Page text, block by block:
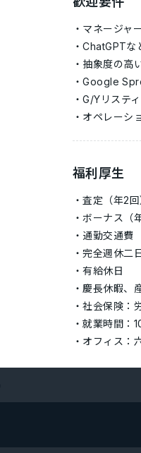
マネージャ
ChatGPTな
抽象度の高
Google
G/Yリステ
オペレーシ
福利厚生
査定（年2回
ボーナス（年
通勤交通費
完全週休二
有給休日
慶長休暇、
社会保険：
就業時間：
オフィス：